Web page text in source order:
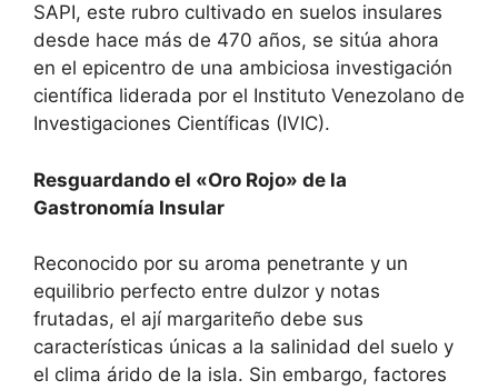
SAPI, este rubro cultivado en suelos insulares
desde hace más de 470 años, se sitúa ahora
en el epicentro de una ambiciosa investigación
científica liderada por el Instituto Venezolano de
Investigaciones Científicas (IVIC).
Resguardando el «Oro Rojo» de la
Gastronomía Insular
Reconocido por su aroma penetrante y un
equilibrio perfecto entre dulzor y notas
frutadas, el ají margariteño debe sus
características únicas a la salinidad del suelo y
el clima árido de la isla. Sin embargo, factores